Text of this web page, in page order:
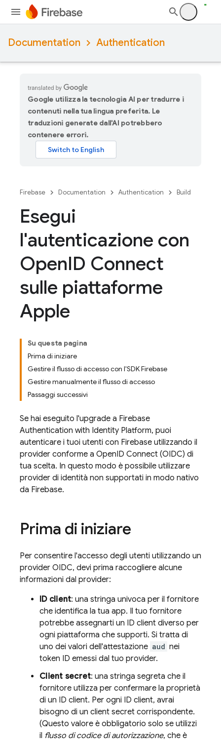
Documentation Authentication
Google utilizza la tecnologia AI per tradurre i
contenuti nella tua lingua preferita. Le
traduzioni generate dall'AI potrebbero
contenere errori.
Firebase Documentation Authentication Build
Esegui
l'autenticazione con
OpenID Connect
sulle piattaforme
Apple
Su questa pagina
Prima di iniziare
Gestire il flusso di accesso con l'SDK Firebase
Gestire manualmente il flusso di accesso
Passaggi successivi
Se hai eseguito l'upgrade a Firebase
Authentication with Identity Platform, puoi
autenticare i tuoi utenti con Firebase utilizzando il
provider conforme a OpenID Connect (OIDC) di
tua scelta. In questo modo è possibile utilizzare
provider di identità non supportati in modo nativo
da Firebase.
Prima di iniziare
Per consentire l'accesso degli utenti utilizzando un
provider OIDC, devi prima raccogliere alcune
informazioni dal provider:
ID client: una stringa univoca per il fornitore
che identifica la tua app. Il tuo fornitore
potrebbe assegnarti un ID client diverso per
ogni piattaforma che supporti. Si tratta di
uno dei valori dell'attestazione aud nei
token ID emessi dal tuo provider.
Client secret: una stringa segreta che il
fornitore utilizza per confermare la proprietà
di un ID client. Per ogni ID client, avrai
bisogno di un client secret corrispondente.
(Questo valore è obbligatorio solo se utilizzi
il flusso di codice di autorizzazione, che è